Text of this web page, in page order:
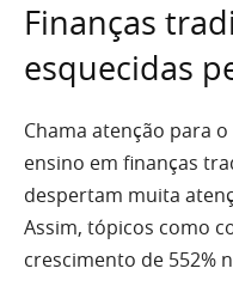
Finanças
esquecidas
Chama atenção para
ensino em finanças
despertam muita
Assim, tópicos como
crescimento de 552%